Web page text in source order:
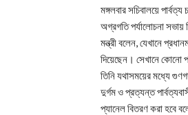
মঙ্গলবার সচিবালয়ে
অগ্রগতি পর্যালোচনা সভায়
মন্ত্রী বলেন, যেখানে
দিয়েছেন। সেখানে কোনো
তিনি যথাসময়ের মধ্যে
দুর্গম ও প্রত্যন্ত
প্যানেল বিতরণ করা হবে